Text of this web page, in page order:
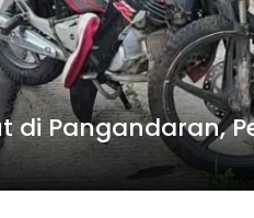
di Pangandaran,